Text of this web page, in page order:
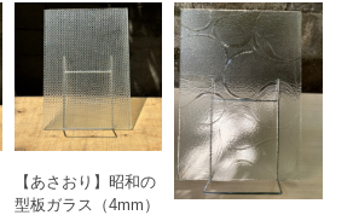
【あさおり】昭和の
型板ガラス（4mm）